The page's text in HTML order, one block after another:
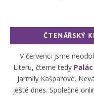
ČTENÁŘSKÝ
V červenci jsme
Literu, čteme tedy
Jarmily Kašparové.
ještě dnes. Společné